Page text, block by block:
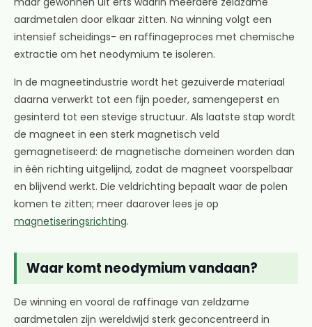
aardmetalen door elkaar zitten. Na winning volgt een
intensief scheidings- en raffinageproces met chemische
extractie om het neodymium te isoleren.
In de magneetindustrie wordt het gezuiverde materiaal
daarna verwerkt tot een fijn poeder, samengeperst en
gesinterd tot een stevige structuur. Als laatste stap wordt
de magneet in een sterk magnetisch veld
gemagnetiseerd: de magnetische domeinen worden dan
in één richting uitgelijnd, zodat de magneet voorspelbaar
en blijvend werkt. Die veldrichting bepaalt waar de polen
komen te zitten; meer daarover lees je op
magnetiseringsrichting.
Waar komt neodymium vandaan?
De winning en vooral de raffinage van zeldzame
aardmetalen zijn wereldwijd sterk geconcentreerd in